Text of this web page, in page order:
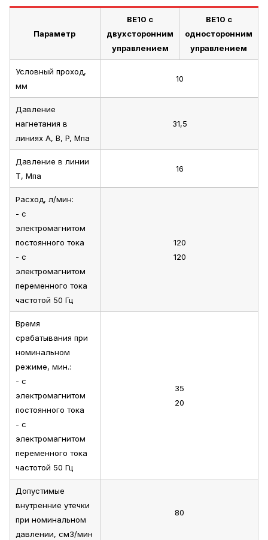
Параметр
ВЕ10 с
двухсторонним
управлением
ВЕ10 с
односторонним
управлением
Условный проход,
мм
10
Давление
нагнетания в
линиях A, B, P, Мпа
31,5
Давление в линии
T, Мпа
16
Расход, л/мин:
- с
электромагнитом
постоянного тока
- с
электромагнитом
переменного тока
частотой 50 Гц
120
120
Время
срабатывания при
номинальном
режиме, мин.:
- с
электромагнитом
постоянного тока
- с
электромагнитом
переменного тока
частотой 50 Гц
35
20
Допустимые
внутренние утечки
при номинальном
давлении, см3/мин
80